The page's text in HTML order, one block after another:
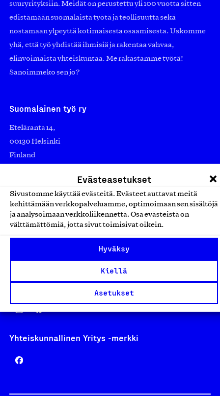
Evästeasetukset
Sivustomme käyttää evästeitä. Evästeet auttavat meitä
kehittämään verkkopalveluamme, optimoimaan sen sisältöjä
ja analysoimaan verkkoliikennettä. Osa evästeistä on
välttämättömiä, jotta sivut toimisivat oikein.
Hyväksy
Kiellä
Asetukset
suuryrityksiin. Meidät on perustettu yli 100 vuotta sitten
edistämään suomalaista työtä ja teollisuutta sekä
nostamaan ylpeyttä kotimaisesta osaamisesta. Uskomme
yhä, että työ yhdistää ihmisiä ja rakentaa vahvaa,
elinvoimaista yhteiskuntaa. Me rakastamme työtä!
Sanoimmeko sen jo?
Suomalainen työ ry
Eteläranta 14,
00130 Helsinki
Finland
laskutus@suomalainentyo.fi
Avainlippu
Yhteiskunnallinen Yritys -merkki